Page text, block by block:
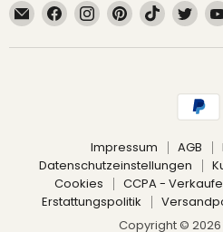
Email
fruimundo
Finden
Sie
uns
Finden
Sie
uns
Finden
Sie
uns
Pinterest
Finden
Sie
uns
TikTok
Sie
uns
Impressum AGB
Datenschutzeinstellungen
Cookies
CCPA -
Erstattungspolitik
Copyright ©